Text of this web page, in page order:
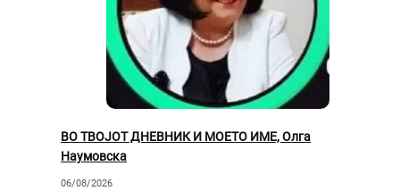
ВО ТВОЈОТ ДНЕВНИК И МОЕТО ИМЕ, Олга
Наумовска
06/08/2026